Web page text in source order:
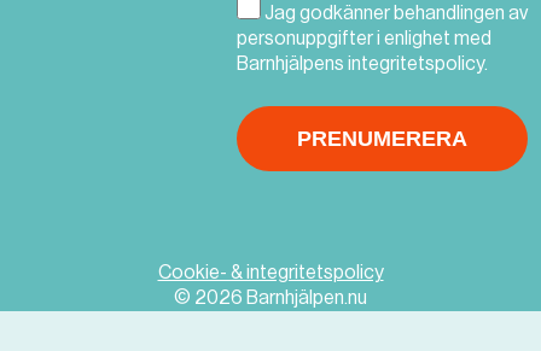
Jag godkänner behandlingen av
personuppgifter i enlighet med
Barnhjälpens integritetspolicy.
© 2026 Barnhjälpen.nu
Cookie- & integritetspolicy